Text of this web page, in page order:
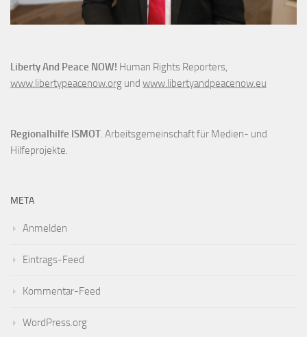
Liberty And Peace NOW! Human Rights Reporters,
www.libertypeacenow.org und www.libertyandpeacenow.eu
Regionalhilfe ISMOT. Arbeitsgemeinschaft für Medien- und
Hilfeprojekte.
META
Anmelden
Eintrags-Feed
Kommentar-Feed
WordPress.org